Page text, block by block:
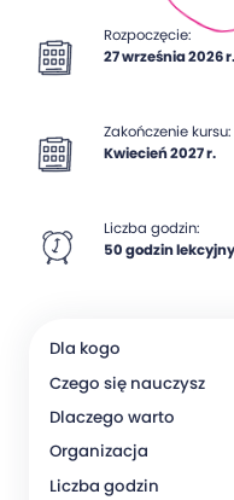
Rozpoczęcie:
27 września 2026 r.
Zakończenie kursu:
Kwiecień 2027 r.
Liczba godzin:
50 godzin
Dla kogo
Czego się nauczysz
Dlaczego warto
Organizacja
Liczba godzin